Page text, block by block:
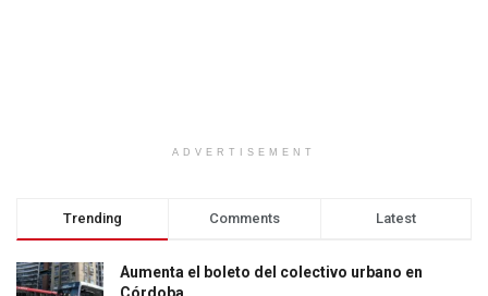
ADVERTISEMENT
Trending Comments Latest
Aumenta el boleto del colectivo urbano en
Córdoba